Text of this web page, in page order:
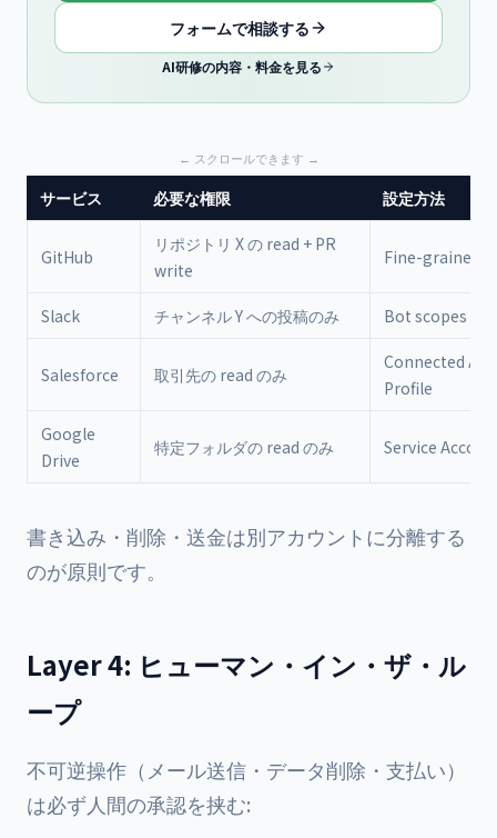
フォームで相談する
AI研修の内容・料金を見る
サービス 必要な権限 設定方法
GitHub
リポジトリ X の read + PR
write
Fine-grained
Slack チャンネル Y への投稿のみ Bot scopes 限
Salesforce 取引先の read のみ
Connected
Profile
Google
Drive
特定フォルダの read のみ Service
書き込み・削除・送金は別アカウントに分離する
のが原則です。
Layer 4: ヒューマン・イン・ザ・ル
ープ
不可逆操作（メール送信・データ削除・支払い）
は必ず人間の承認を挟む: